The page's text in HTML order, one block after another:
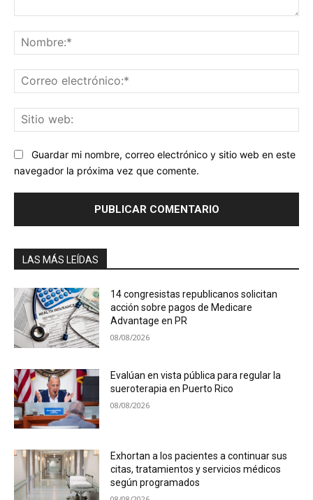
Guardar mi nombre, correo electrónico y sitio web en este
navegador la próxima vez que comente.
LAS MÁS LEÍDAS
14 congresistas republicanos solicitan
acción sobre pagos de Medicare
Advantage en PR
08/08/2026
Evalúan en vista pública para regular la
sueroterapia en Puerto Rico
08/08/2026
Exhortan a los pacientes a continuar sus
citas, tratamientos y servicios médicos
según programados